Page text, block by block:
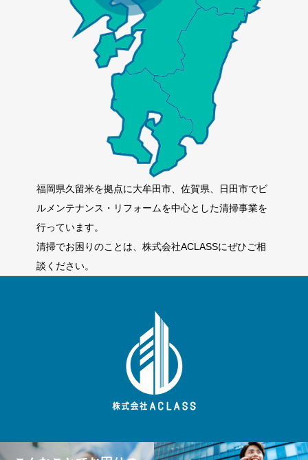
福岡県久留米を拠点に大牟田市、佐賀県、日田市でビ
ルメンテナンス・リフォームを中心とした清掃事業を
行っています。
清掃でお困りのことは、株式会社ACLASSにぜひご相
談ください。